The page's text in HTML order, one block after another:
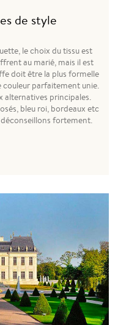
de style
le choix du tissu est
au marié, mais il est
doit être la plus formelle
parfaitement unie.
alternatives principales.
bleu roi, bordeaux etc
déconseillons fortement.